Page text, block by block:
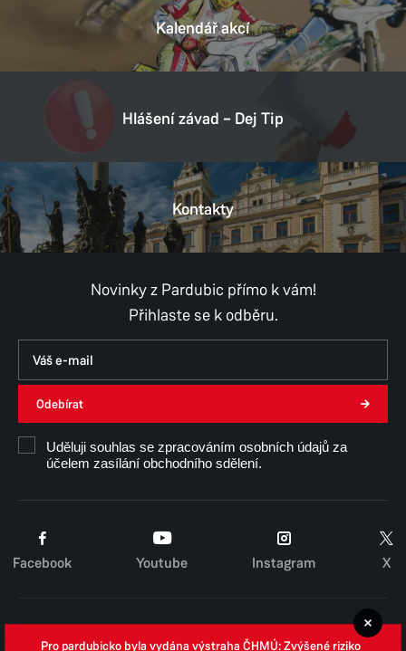
Kalendář akcí
Hlášení závad – Dej Tip
Kontakty
Novinky z Pardubic přímo k vám!
Přihlaste se k odběru.
Odebírat
Uděluji souhlas se zpracováním osobních údajů za
účelem zasílání obchodního sdělení.
Facebook Youtube Instagram X
Pro pardubicko byla vydána výstraha ČHMÚ: Zvýšené riziko